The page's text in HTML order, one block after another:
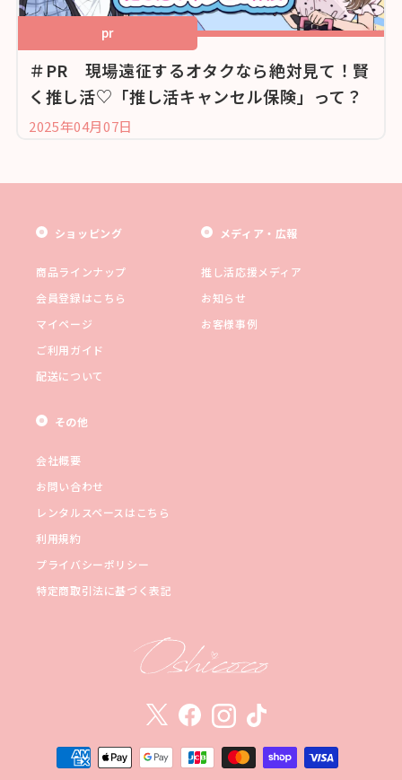
pr
＃PR 現場遠征するオタクなら絶対見て！賢
く推し活♡「推し活キャンセル保険」って？
2025年04月07日
ショッピング
商品ラインナップ
会員登録はこちら
マイページ
ご利用ガイド
配送について
メディア・広報
推し活応援メディア
お知らせ
お客様事例
その他
会社概要
お問い合わせ
レンタルスペースはこちら
利用規約
プライバシーポリシー
特定商取引法に基づく表記